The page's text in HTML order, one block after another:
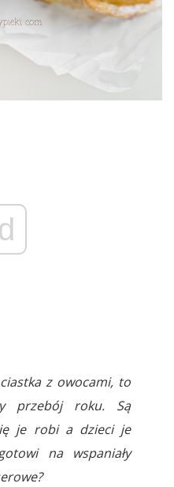
z owocami, to
przebój roku. Są
je robi a dzieci je
na wspaniały